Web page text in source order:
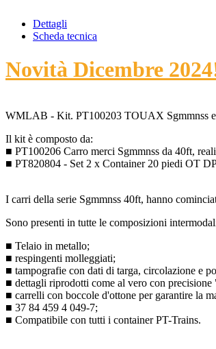
Dettagli
Scheda tecnica
Novità Dicembre
WMLAB - Kit. PT100203 TOUAX Sgmmnss
Il kit è composto da:
■ PT100206 Carro merci Sgmmnss da 40ft,
■ PT820804 - Set 2 x Container 20 piedi OT
I carri della serie Sgmmnss 40ft, hanno
Sono presenti in tutte le composizioni
■ Telaio in metallo;
■ respingenti molleggiati;
■ tampografie con dati di targa, circolazione e
■ dettagli riprodotti come al vero con precisione
■ carrelli con boccole d'ottone per garantire la
■ 37 84 459 4 049-7;
■ Compatibile con tutti i container PT-Trains.